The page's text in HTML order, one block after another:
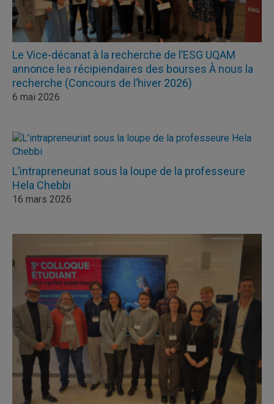
Le Vice-décanat à la recherche de l’ESG UQAM
annonce les récipiendaires des bourses À nous la
recherche (Concours de l’hiver 2026)
6 mai 2026
L’intrapreneuriat sous la loupe de la professeure
Hela Chebbi
16 mars 2026